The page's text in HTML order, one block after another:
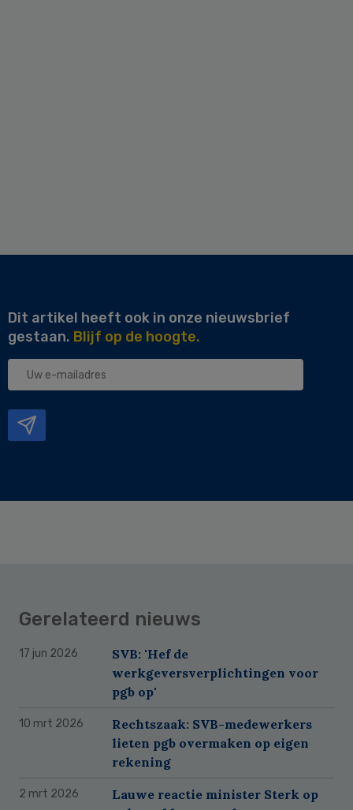
Dit artikel heeft ook in onze nieuwsbrief
gestaan. Blijf op de hoogte.
Uw
Gerelateerd nieuws
17 jun 2026
SVB: 'Hef de
werkgeversverplichtingen voor
pgb op'
10 mrt 2026
Rechtszaak: SVB-medewerkers
lieten pgb overmaken op eigen
rekening
2 mrt 2026
Lauwe reactie minister Sterk op